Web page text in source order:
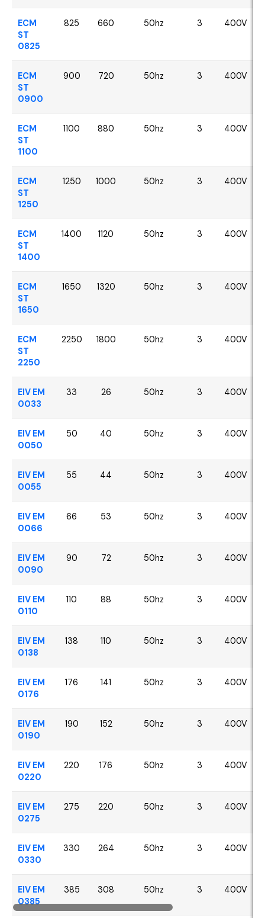
ECM
ST
0825
825 660 50hz 3 400V
ECM
ST
0900
900 720 50hz 3 400V
ECM
ST
1100
1100 880 50hz 3 400V
ECM
ST
1250
1250 1000 50hz 3 400V
ECM
ST
1400
1400 1120 50hz 3 400V
ECM
ST
1650
1650 1320 50hz 3 400V
ECM
ST
2250
2250 1800 50hz 3 400V
EIV EM
0033
33 26 50hz 3 400V
EIV EM
0050
50 40 50hz 3 400V
EIV EM
0055
55 44 50hz 3 400V
EIV EM
0066
66 53 50hz 3 400V
EIV EM
0090
90 72 50hz 3 400V
EIV EM
0110
110 88 50hz 3 400V
EIV EM
0138
138 110 50hz 3 400V
EIV EM
0176
176 141 50hz 3 400V
EIV EM
0190
190 152 50hz 3 400V
EIV EM
0220
220 176 50hz 3 400V
EIV EM
0275
275 220 50hz 3 400V
EIV EM
0330
330 264 50hz 3 400V
EIV EM
0385
385 308 50hz 3 400V